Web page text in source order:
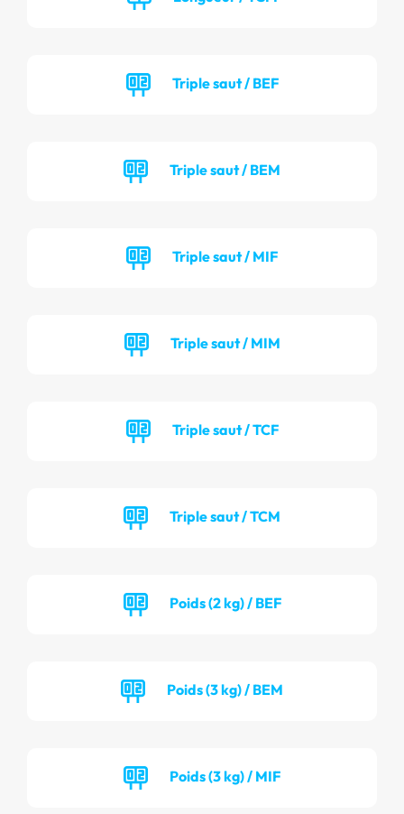
Triple saut / BEF
Triple saut / BEM
Triple saut / MIF
Triple saut / MIM
Triple saut / TCF
Triple saut / TCM
Poids (2 kg) / BEF
Poids (3 kg) / BEM
Poids (3 kg) / MIF